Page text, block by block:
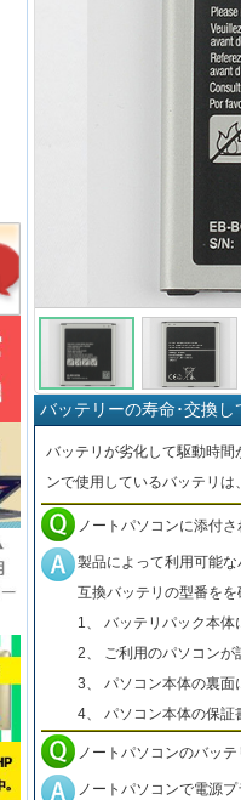
バッテリーの寿命･交換し
バッテリが劣化して駆動時
ンで使用しているバッテリは
ノートパソコンに添付
製品によって利用可能
互換バッテリの型番をを
1、 バッテリパック本体
2、 ご利用のパソコンが
3、 パソコン本体の裏面
4、 パソコン本体の保証
ノートパソコンのバッ
ノートパソコンで電源